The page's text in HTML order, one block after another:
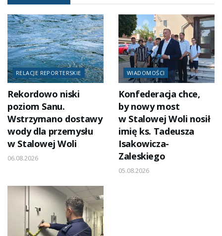
RELACJE REPORTERSKIE
Rekordowo niski
poziom Sanu.
Wstrzymano dostawy
wody dla przemysłu
w Stalowej Woli
06.08.2026
WIADOMOŚCI
Konfederacja chce,
by nowy most
w Stalowej Woli nosił
imię ks. Tadeusza
Isakowicza-
Zaleskiego
05.08.2026